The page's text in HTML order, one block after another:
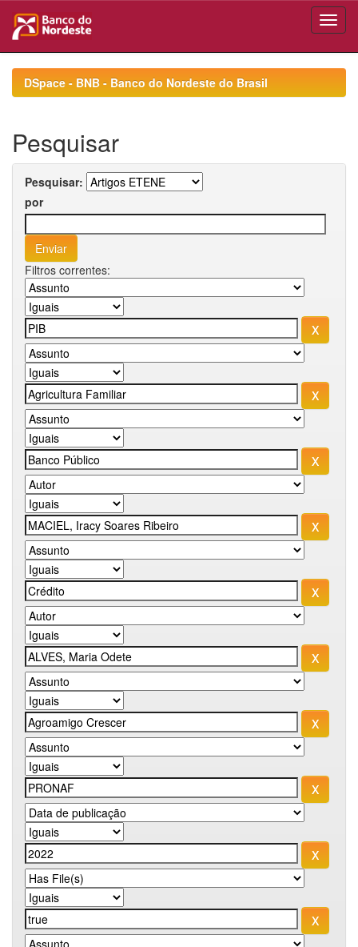
navigationDSpace - BNB - Banco do Nordeste do Brasil
Pesquisar
Pesquisar:
por
Filtros correntes: